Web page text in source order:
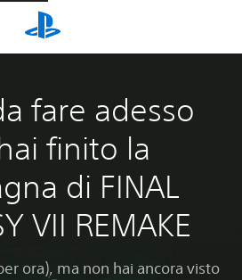
fare adesso
finito la
di FINAL
VII REMAKE
ora), ma non hai ancora visto